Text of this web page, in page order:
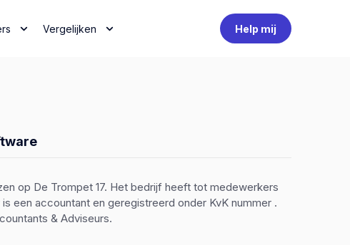
Vergelijken Help mij
op De Trompet 17. Het bedrijf heeft tot medewerkers
een accountant en geregistreerd onder KvK nummer .
& Adviseurs.